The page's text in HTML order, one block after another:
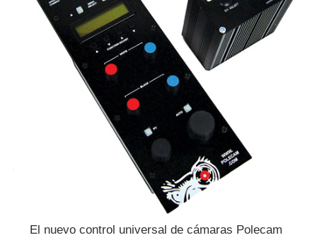
El nuevo control universal de cámaras Polecam